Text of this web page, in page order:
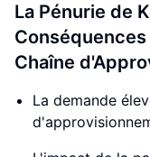
La Pénurie de
Chaîne
La demande